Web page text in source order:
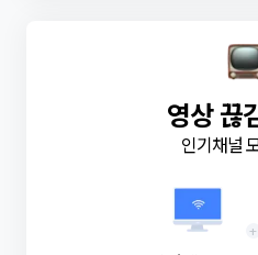
영상 끊
인기채널
+